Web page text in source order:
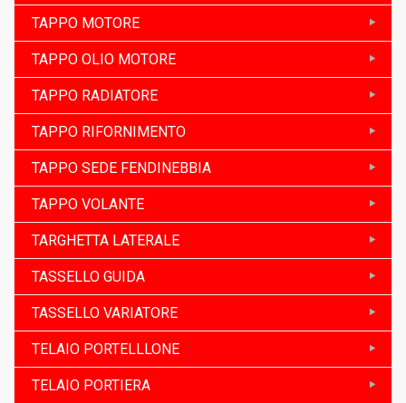
TAPPO MOTORE
TAPPO OLIO MOTORE
TAPPO RADIATORE
TAPPO RIFORNIMENTO
TAPPO SEDE FENDINEBBIA
TAPPO VOLANTE
TARGHETTA LATERALE
TASSELLO GUIDA
TASSELLO VARIATORE
TELAIO PORTELLLONE
TELAIO PORTIERA